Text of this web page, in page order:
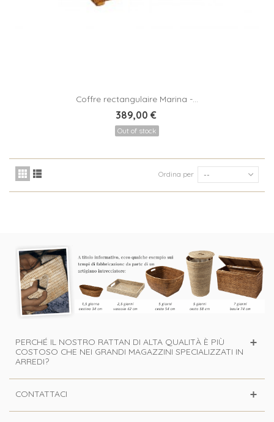
Coffre rectangulaire Marina -...
389,00 €
Out of stock
Ordina per --
PERCHÉ IL NOSTRO RATTAN DI ALTA QUALITÀ È PIÙ
COSTOSO CHE NEI GRANDI MAGAZZINI SPECIALIZZATI IN
ARREDI?
CONTATTACI